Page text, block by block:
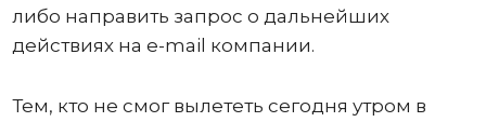
либо направить запрос о дальнейших
действиях на e-mail компании.
Тем, кто не смог вылететь сегодня утром в